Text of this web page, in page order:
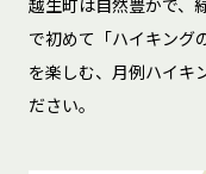
越生町は自然豊かで、
で初めて「ハイキング
を楽しむ、月例ハイキ
ださい。